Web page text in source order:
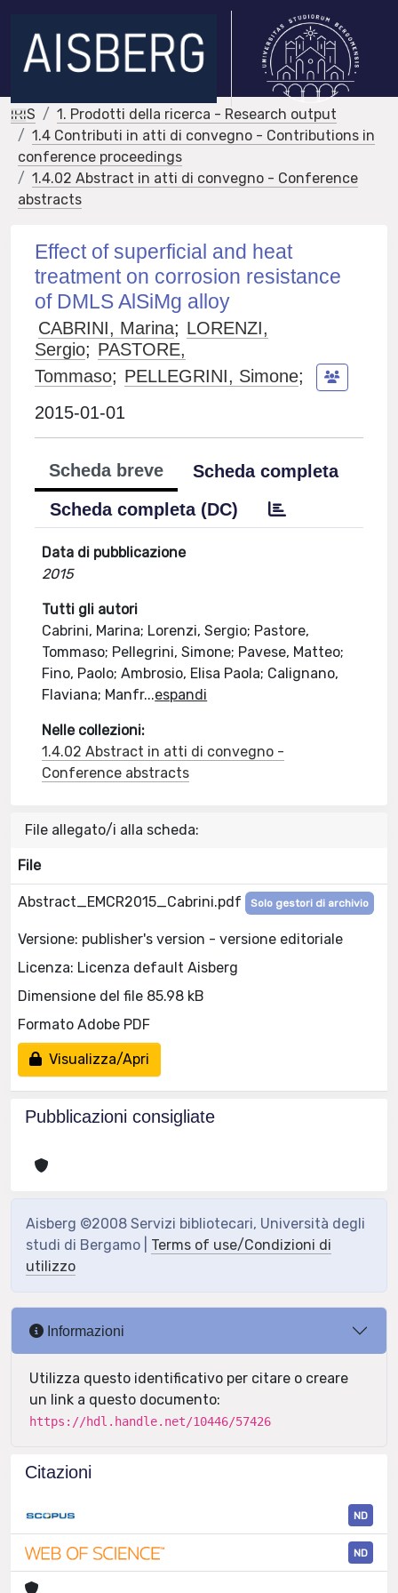
IRIS
1. Prodotti della ricerca - Research output
1.4 Contributi in atti di convegno - Contributions in
conference proceedings
1.4.02 Abstract in atti di convegno - Conference
abstracts
Effect of superficial and heat
treatment on corrosion resistance
of DMLS AlSiMg alloy
CABRINI, Marina; LORENZI,
Sergio; PASTORE,
Tommaso; PELLEGRINI, Simone;
2015-01-01
Scheda breve
Scheda completa
Scheda completa (DC)
Data di pubblicazione
2015
Tutti gli autori
Cabrini, Marina; Lorenzi, Sergio; Pastore,
Tommaso; Pellegrini, Simone; Pavese, Matteo;
Fino, Paolo; Ambrosio, Elisa Paola; Calignano,
Flaviana; Manfr...espandi
Nelle collezioni:
1.4.02 Abstract in atti di convegno -
Conference abstracts
File allegato/i alla scheda:
File
Abstract_EMCR2015_Cabrini.pdf Solo gestori di archivio
Versione: publisher's version - versione editoriale
Licenza: Licenza default Aisberg
Dimensione del file 85.98 kB
Formato Adobe PDF
Visualizza/Apri
Pubblicazioni consigliate
Aisberg ©2008 Servizi bibliotecari, Università degli
studi di Bergamo | Terms of use/Condizioni di
utilizzo
Informazioni
Utilizza questo identificativo per citare o creare
un link a questo documento:
https://hdl.handle.net/10446/57426
Citazioni
ND
ND